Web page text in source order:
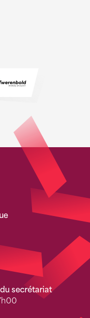
secrétariat